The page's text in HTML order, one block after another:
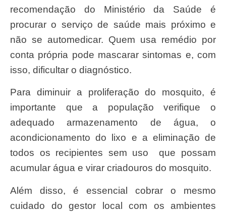
recomendação do Ministério da Saúde é
procurar o serviço de saúde mais próximo e
não se automedicar. Quem usa remédio por
conta própria pode mascarar sintomas e, com
isso, dificultar o diagnóstico.
Para diminuir a proliferação do mosquito, é
importante que a população verifique o
adequado armazenamento de água, o
acondicionamento do lixo e a eliminação de
todos os recipientes sem uso que possam
acumular água e virar criadouros do mosquito.
Além disso, é essencial cobrar o mesmo
cuidado do gestor local com os ambientes